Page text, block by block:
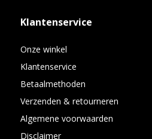
Klantenservice
Onze winkel
Klantenservice
Betaalmethoden
Verzenden & retourneren
Algemene voorwaarden
Disclaimer